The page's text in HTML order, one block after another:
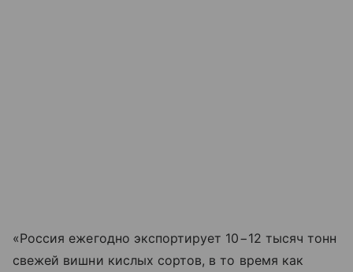
«Россия ежегодно экспортирует 10−12 тысяч тонн
свежей вишни кислых сортов, в то время как